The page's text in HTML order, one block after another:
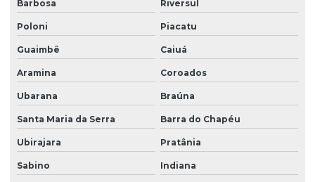
Barbosa Riversul
Poloni Piacatu
Guaimbê Caiuá
Aramina Coroados
Ubarana Braúna
Santa Maria da Serra Barra do Chapéu
Ubirajara Pratânia
Sabino Indiana